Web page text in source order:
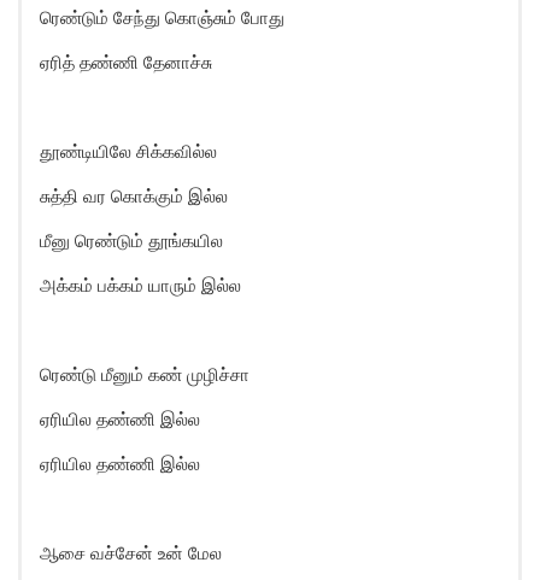
ரெண்டும் சேந்து கொஞ்சும் போது
ஏரித் தண்ணி தேனாச்சு
தூண்டியிலே சிக்கவில்ல
சுத்தி வர கொக்கும் இல்ல
மீனு ரெண்டும் தூங்கயில
அக்கம் பக்கம் யாரும் இல்ல
ரெண்டு மீனும் கண் முழிச்சா
ஏரியில தண்ணி இல்ல
ஏரியில தண்ணி இல்ல
ஆசை வச்சேன் உன் மேல